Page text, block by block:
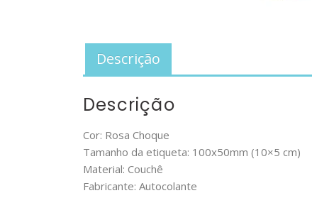
Descrição
Descrição
Cor: Rosa Choque
Tamanho da etiqueta: 100x50mm (10×5 cm)
Material: Couchê
Fabricante: Autocolante